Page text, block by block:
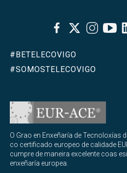
FacebookTwitterInstagram
#BETELECOVIGO
#SOMOSTELECOVIGO
O Grao en Enxeñaría de Tecnoloxías
co certificado europeo de calidade
cumpre de maneira excelente coas
enxeñaría europea.